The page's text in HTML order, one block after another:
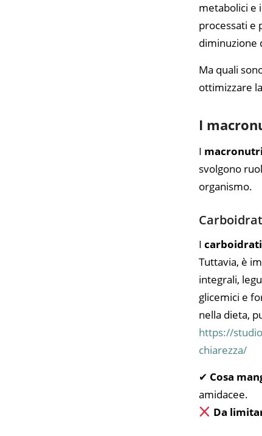
metabolici e
processati e
diminuzione
Ma quali
ottimizzare
I
I
svolgono
organismo.
I carboidrati
Tuttavia, è
integrali,
glicemici e
nella dieta,
https://
chiarezza/
✔ Cosa
amidacee.
Da